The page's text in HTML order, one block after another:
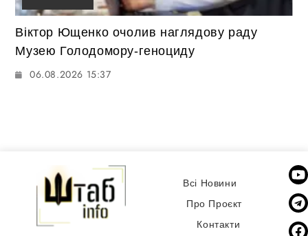
Віктор Ющенко очолив наглядову раду
Музею Голодомору-геноциду
06.08.2026 15:37
Всі Новини
Про Проєкт
Контакти